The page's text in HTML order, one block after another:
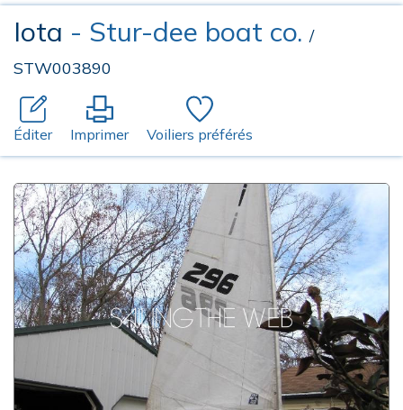
Iota - Stur-dee boat co. /
STW003890
Éditer Imprimer Voiliers préférés